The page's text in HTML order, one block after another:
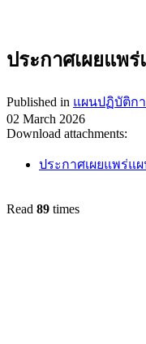
ประกาศเผยแพ
Published in แผนปฏิบัติก
02 March 2026
Download attachments:
ประกาศเผยแพร่แ
Read 89 times